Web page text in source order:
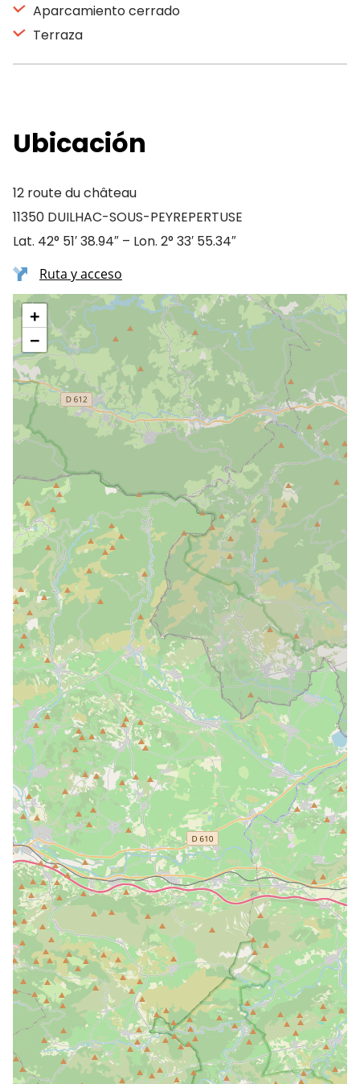
Aparcamiento cerrado
Terraza
Ubicación
12 route du château
11350 DUILHAC-SOUS-PEYREPERTUSE
Lat. 42° 51′ 38.94″ – Lon. 2° 33′ 55.34″
Ruta y acceso
+
−